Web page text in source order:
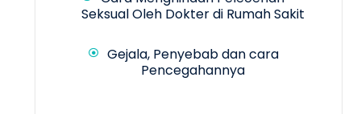
Seksual Oleh Dokter di Rumah Sakit
Gejala, Penyebab dan cara
Pencegahannya